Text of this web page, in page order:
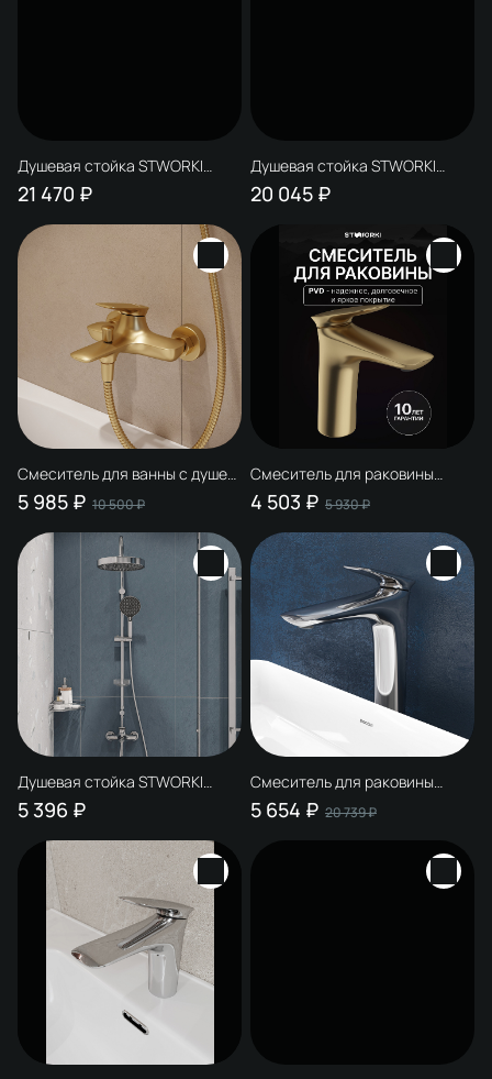
Душевая стойка STWORKI
Молде S23180CR со
смесителем Карлстад
S35100CR хром
21 470 ₽
Душевая стойка STWORKI
Молде S23180CR со
смесителем Эстфолл
20 045 ₽
Смеситель для ванны с душем
STWORKI Молде S23100GM
матовое золото, латунь,
современный
5 985 ₽ 10 500 ₽
Смеситель для раковины
STWORKI Молде S23010GM
матовое золото
4 503 ₽ 5 930 ₽
Душевая стойка STWORKI
Молде S23180CR хром
5 396 ₽
Смеситель для раковины
STWORKI Молде S23020CR
хром
5 654 ₽ 20 739 ₽